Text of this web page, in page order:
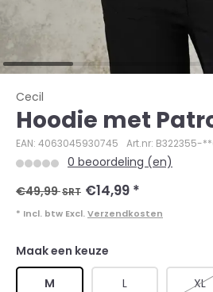
Cecil
Hoodie met
EAN: 4063045930745 Art.nr: B322355-
0 beoordeling (en)
€49,99SRT €14,99 *
* Incl. btw Excl. Verzendkosten
Maak een keuze
M L XL